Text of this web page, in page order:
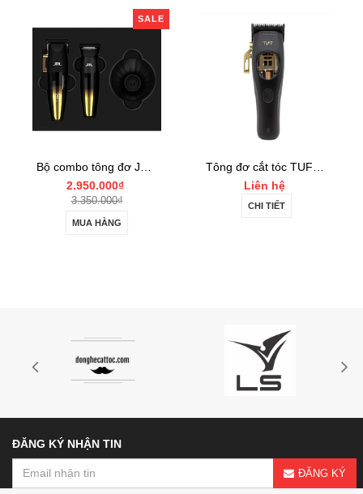
SALE
Bộ combo tông đơ JRL FF2020 Limited Gold Collection Gold Clipper và Trimmer Set
2.950.000₫
3.350.000₫
MUA HÀNG
Tông đơ cắt tóc TUFT Vista-C Professional
Liên hệ
CHI TIẾT
ĐĂNG KÝ NHẬN TIN
ĐĂNG KÝ